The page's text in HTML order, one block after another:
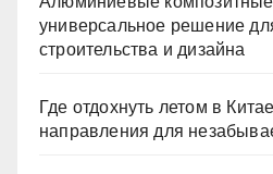
универсальное решение
строительства и дизайна
Где отдохнуть летом в
направления для